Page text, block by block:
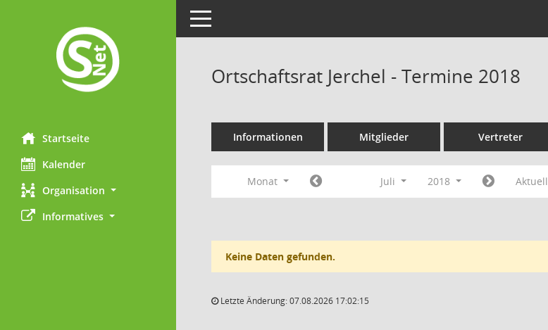
Startseite
Kalender
Organisation
Informatives
Toggle navigation
Ortschaftsrat Jerchel - Termine 2018
Informationen Mitglieder Vertreter
Monat Juli 2018 Aktuell
Keine Daten gefunden.
Letzte Änderung: 07.08.2026 17:02:15